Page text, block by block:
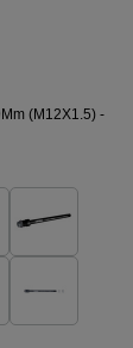
(M12X1.5) -